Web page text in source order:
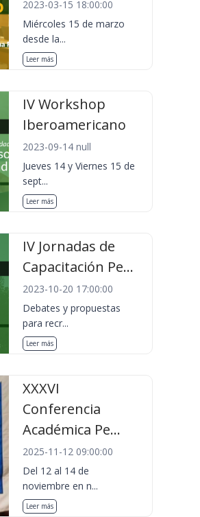
2023-03-15 18:00:00
Miércoles 15 de marzo
desde la...
Leer más
IV Workshop
Iberoamericano
2023-09-14 null
Jueves 14 y Viernes 15 de
sept...
Leer más
IV Jornadas de
Capacitación Pe...
2023-10-20 17:00:00
Debates y propuestas
para recr...
Leer más
XXXVI
Conferencia
Académica Pe...
2025-11-12 09:00:00
Del 12 al 14 de
noviembre en n...
Leer más